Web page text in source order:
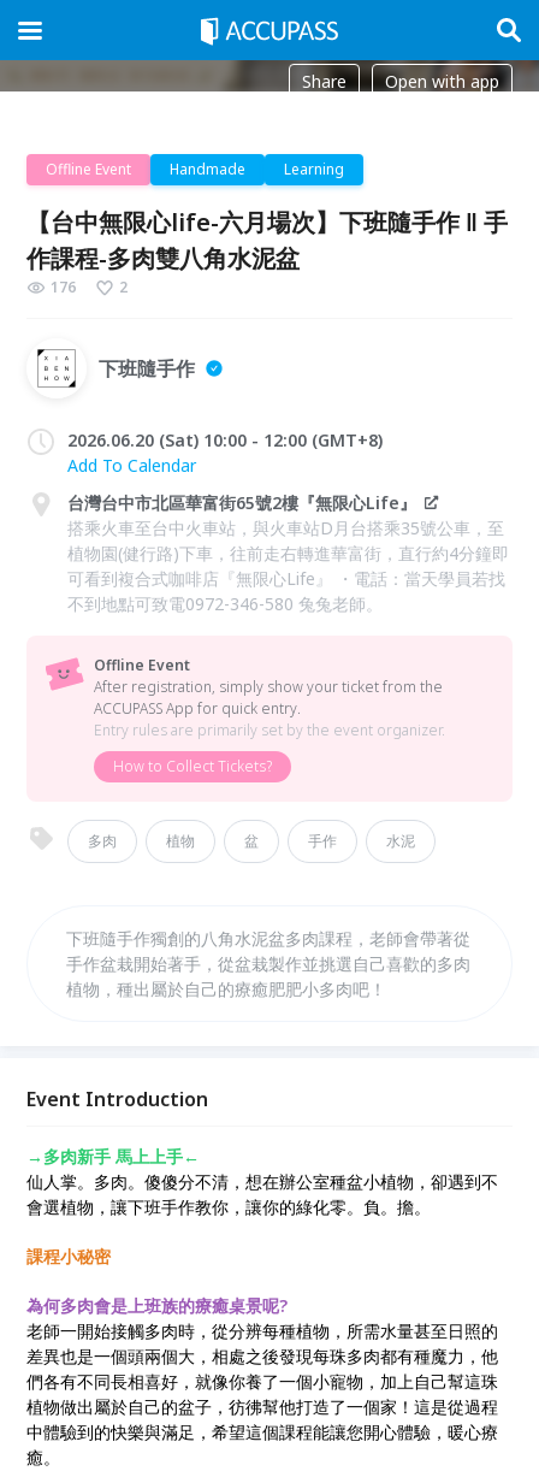
Share Open with app
Offline Event Handmade Learning
【台中無限心life-六月場次】下班隨手作 ‖ 手
作課程-多肉雙八角水泥盆
176 2
下班隨手作
2026.06.20 (Sat) 10:00 - 12:00 (GMT+8)
Add To Calendar
台灣台中市北區華富街65號2樓『無限心Life』
搭乘火車至台中火車站，與火車站D月台搭乘35號公車，至
植物園(健行路)下車，往前走右轉進華富街，直行約4分鐘即
可看到複合式咖啡店『無限心Life』 ・電話：當天學員若找
不到地點可致電0972-346-580 兔兔老師。
Offline Event
After registration, simply show your ticket from the
ACCUPASS App for quick entry.
Entry rules are primarily set by the event organizer.
How to Collect Tickets?
多肉 植物 盆 手作 水泥
下班隨手作獨創的八角水泥盆多肉課程，老師會帶著從
手作盆栽開始著手，從盆栽製作並挑選自己喜歡的多肉
植物，種出屬於自己的療癒肥肥小多肉吧！
Event Introduction
→多肉新手 馬上上手←
仙人掌。多肉。傻傻分不清，想在辦公室種盆小植物，卻遇到不
會選植物，讓下班手作教你，讓你的綠化零。負。擔。
課程小秘密
為何多肉會是上班族的療癒桌景呢?
老師一開始接觸多肉時，從分辨每種植物，所需水量甚至日照的
差異也是一個頭兩個大，相處之後發現每珠多肉都有種魔力，他
們各有不同長相喜好，就像你養了一個小寵物，加上自己幫這珠
植物做出屬於自己的盆子，彷彿幫他打造了一個家！這是從過程
中體驗到的快樂與滿足，希望這個課程能讓您開心體驗，暖心療
癒。